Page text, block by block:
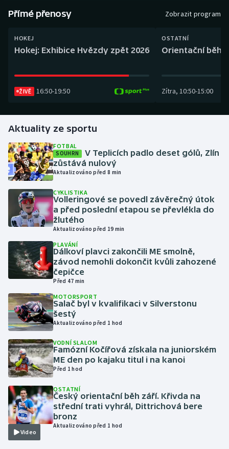
Box
Curling
Florbal
Futsal
Golf
Gymnastika
Házená
Jezdectví
Judo
Krasobruslení
Lyže a snowboard
Moderní pětiboj
Motorsport
Olympijské hry
Parasport
Plavání
Přímé přenosy Zobrazit program
HOKEJ
Hokej: Exhibice Hvězdy zpět 2026
ŽIVĚ 16:50-19:50
OSTATNÍ
Orientační běh:
Zítra, 10:50-15:00
Aktuality ze sportu
FOTBAL
SOUHRN
V Teplicích padlo deset gólů, Zlín
zůstává nulový
Aktualizováno před 8 min
CYKLISTIKA
Volleringové se povedl závěrečný útok
a před poslední etapou se převlékla do
žlutého
Aktualizováno před 19 min
PLAVÁNÍ
Dálkoví plavci zakončili ME smolně,
závod nemohli dokončit kvůli zahozené
čepičce
Před 47 min
MOTORSPORT
Salač byl v kvalifikaci v Silverstonu
šestý
Aktualizováno před 1 hod
VODNÍ SLALOM
Famózní Kočířová získala na juniorském
ME den po kajaku titul i na kanoi
Před 1 hod
Video
OSTATNÍ
Český orientační běh září. Křivda na
střední trati vyhrál, Dittrichová bere
bronz
Aktualizováno před 1 hod